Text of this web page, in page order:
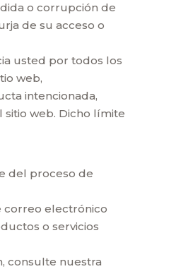
o corrupción de
de su acceso o
usted por todos los
web,
intencionada,
web. Dicho límite
del proceso de
correo electrónico
o servicios
consulte nuestra